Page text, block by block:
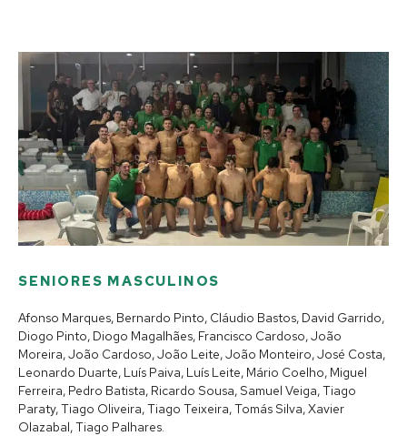
SENIORES MASCULINOS
Afonso Marques, Bernardo Pinto, Cláudio Bastos, David Garrido,
Diogo Pinto, Diogo Magalhães, Francisco Cardoso, João
Moreira, João Cardoso, João Leite, João Monteiro, José Costa,
Leonardo Duarte, Luís Paiva, Luís Leite, Mário Coelho, Miguel
Ferreira, Pedro Batista, Ricardo Sousa, Samuel Veiga, Tiago
Paraty, Tiago Oliveira, Tiago Teixeira, Tomás Silva, Xavier
Olazabal, Tiago Palhares.